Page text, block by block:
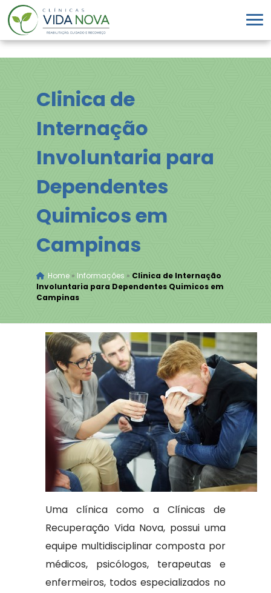
Clinica de
Internação
Involuntaria para
Dependentes
Quimicos em
Campinas
Home» Informações » Clinica de Internação
Involuntaria para Dependentes Quimicos em
Campinas
Uma clínica como a Clínicas de
Recuperação Vida Nova, possui uma
equipe multidisciplinar composta por
médicos, psicólogos, terapeutas e
enfermeiros, todos especializados no